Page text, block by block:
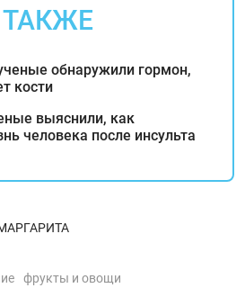
обнаружили гормон,
кости
выяснили, как
человека после инсульта
фрукты и овощи